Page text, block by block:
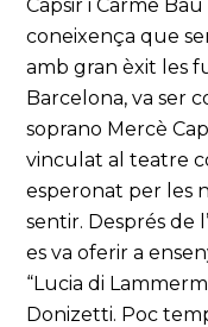
Capsir i Carme
coneixença que
amb gran èxit les
Barcelona, va ser
soprano Mercè
vinculat al teatre
esperonat per les
sentir. Després de
es va oferir a
“Lucia di
Donizetti. Poc